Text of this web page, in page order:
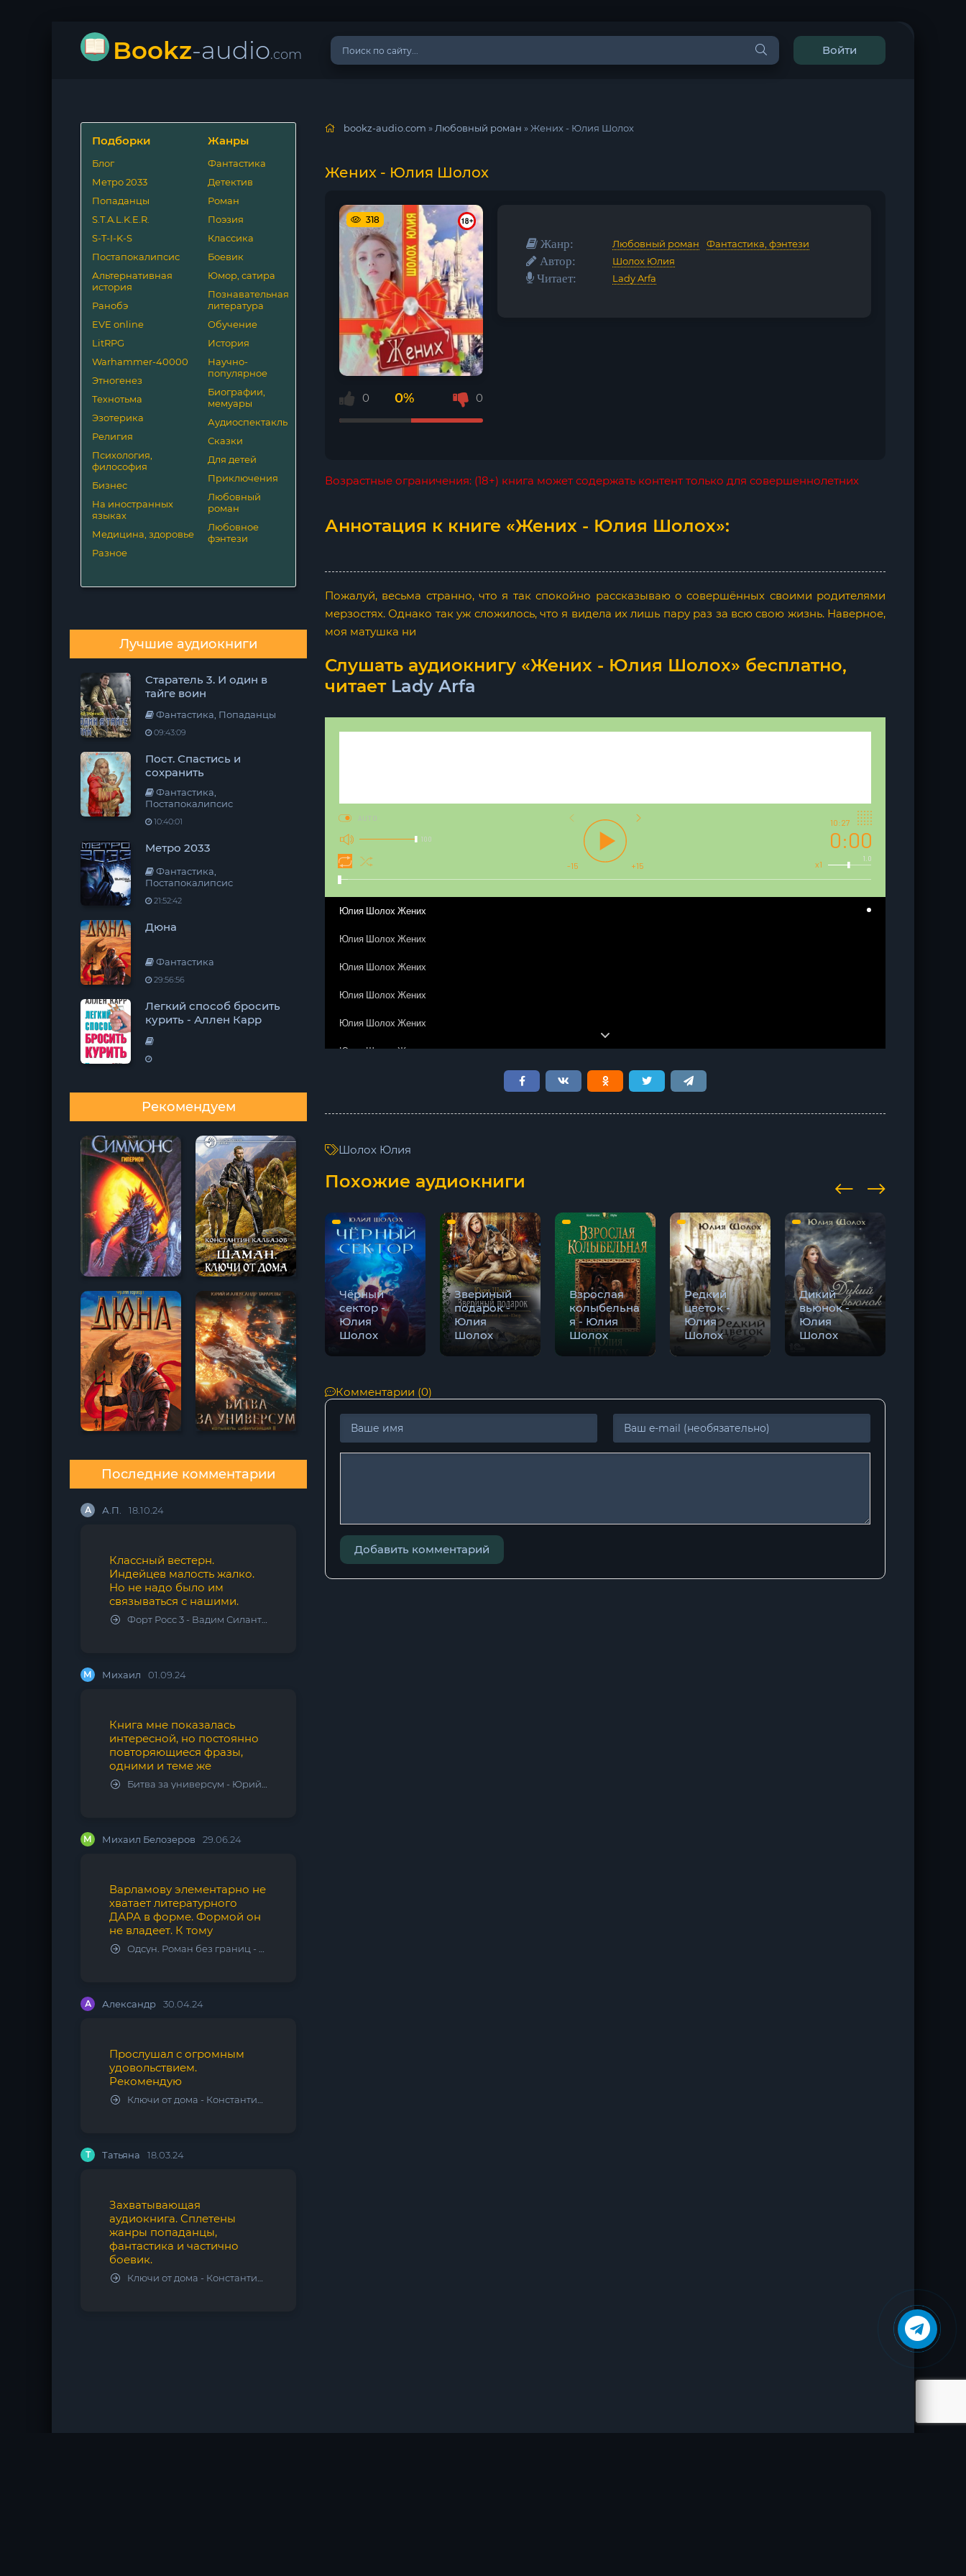
Bookz-audio.com Войти
Подборки
Блог
Метро 2033
Попаданцы
S.T.A.L.K.E.R.
S-T-I-K-S
Постапокалипсис
Альтернативная
история
Ранобэ
EVE online
LitRPG
Warhammer-40000
Этногенез
Технотьма
Эзотерика
Религия
Психология,
философия
Бизнес
На иностранных
языках
Медицина, здоровье
Разное
Жанры
Фантастика
Детектив
Роман
Поэзия
Классика
Боевик
Юмор, сатира
Познавательная
литература
Обучение
История
Научно-
популярное
Биографии,
мемуары
Аудиоспектакль
Сказки
Для детей
Приключения
Любовный
роман
Любовное
фэнтези
Лучшие аудиокниги
Старатель 3. И один в
тайге воин
Фантастика, Попаданцы
09:43:09
Пост. Спастись и
сохранить
Фантастика,
Постапокалипсис
10:40:01
Метро 2033
Фантастика,
Постапокалипсис
21:52:42
Дюна
Фантастика
29:56:56
Легкий способ бросить
курить - Аллен Карр
Рекомендуем
Последние комментарии
А А.П. 18.10.24
Классный вестерн.
Индейцев малость жалко.
Но не надо было им
связываться с нашими.
Форт Росс 3 - Вадим Силантьев
М Михаил 01.09.24
Книга мне показалась
интересной, но постоянно
повторяющиеся фразы,
одними и теме же
Битва за универсум - Юрий Тарарев, Александр Тарарев
М Михаил Белозеров 29.06.24
Варламову элементарно не
хватает литературного
ДАРА в форме. Формой он
не владеет. К тому
Одсун. Роман без границ - Алексей Варламов
А Александр 30.04.24
Прослушал с огромным
удовольствием.
Рекомендую
Ключи от дома - Константин Калбазов
Т Татьяна 18.03.24
Захватывающая
аудиокнига. Сплетены
жанры попаданцы,
фантастика и частично
боевик.
Ключи от дома - Константин Калбазов
bookz-audio.com » Любовный роман » Жених - Юлия Шолох
Жених - Юлия Шолох
318
0 0% 0
Жанр: Любовный роман Фантастика, фэнтези
Автор: Шолох Юлия
Читает: Lady Arfa
Возрастные ограничения: (18+) книга может содержать контент только для совершеннолетних
Аннотация к книге «Жених - Юлия Шолох»:
Пожалуй, весьма странно, что я так спокойно рассказываю о совершённых своими родителями
мерзостях. Однако так уж сложилось, что я видела их лишь пару раз за всю свою жизнь. Наверное,
моя матушка ни
Слушать аудиокнигу «Жених - Юлия Шолох» бесплатно,
читает Lady Arfa
100 0:00
10:27
1.0
x1
-15 +15
AUTO
Юлия Шолох Жених
Юлия Шолох Жених
Юлия Шолох Жених
Юлия Шолох Жених
Юлия Шолох Жених
Юлия Шолох Жених
Шолох Юлия
Похожие аудиокниги
Чёрный
сектор -
Юлия
Шолох
Звериный
подарок -
Юлия
Шолох
Взрослая
колыбельна
я - Юлия
Шолох
Редкий
цветок -
Юлия
Шолох
Дикий
вьюнок -
Юлия
Шолох
Комментарии (0)
Добавить комментарий